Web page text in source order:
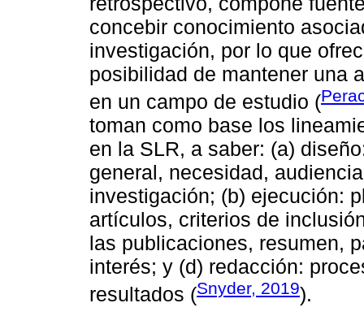
concebir conocimiento
investigación, por lo que
posibilidad de mantener una
en un campo de estudio (
toman como base los
en la SLR, a saber: (a)
general, necesidad,
investigación; (b) ejecución:
artículos, criterios de
las publicaciones, resumen,
interés; y (d) redacción:
resultados (Snyder, 2019).